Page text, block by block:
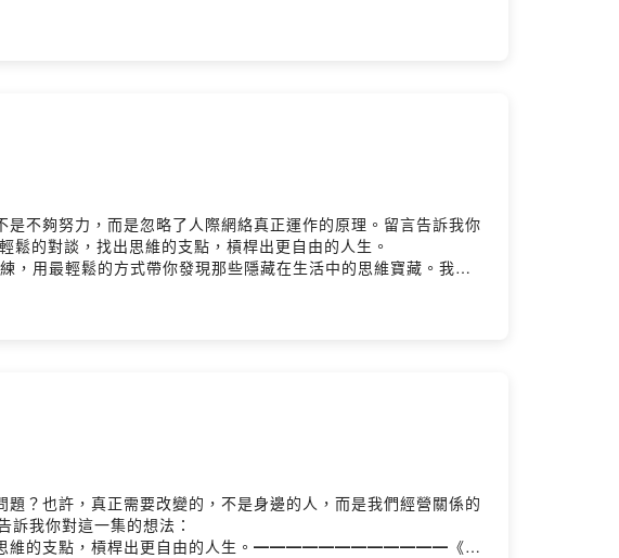
思維的支點，槓桿出更自由的人生。（來聽聽看，搞不好你也會
不夠努力，而是忽略了人際網絡真正運作的原理。留言告訴我你
對談，找出思維的支點，槓桿出更自由的人生。
輕鬆的方式帶你發現那些隱藏在生活中的思維寶藏。我們
請洽｜contact@lyt.com.tw━━━━━━━━━━━━● Podcast
？也許，真正需要改變的，不是身邊的人，而是我們經營關係的
我你對這一集的想法：
思維的支點，槓桿出更自由的人生。━━━━━━━━━━━━《思